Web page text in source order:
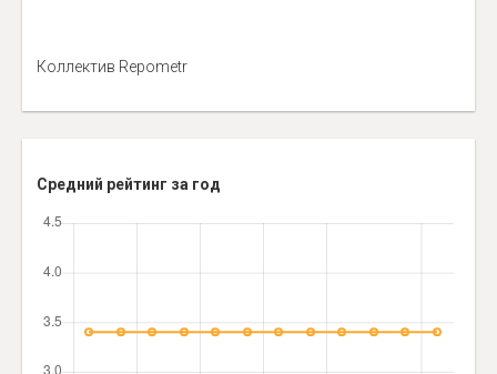
Коллектив Repometr
Средний рейтинг за год